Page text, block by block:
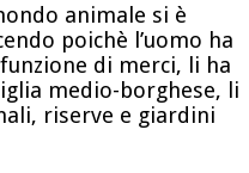
animale si è
poichè l’uomo ha
di merci, li ha
medio-borghese, li
riserve e giardini